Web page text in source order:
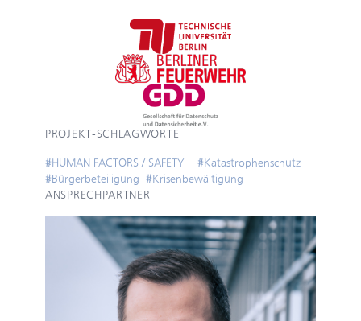
PROJEKT-SCHLAGWORTE
#HUMAN FACTORS / SAFETY #Katastrophenschutz
#Bürgerbeteiligung #Krisenbewältigung
ANSPRECHPARTNER